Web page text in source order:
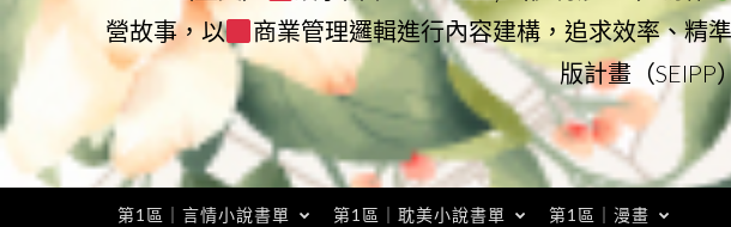
營故事，以
商業管理邏輯進行內容建構，追求效率、精
版計畫（SEIPP
第1區｜言情小說書單 第1區｜耽美小說書單 第1區｜漫畫